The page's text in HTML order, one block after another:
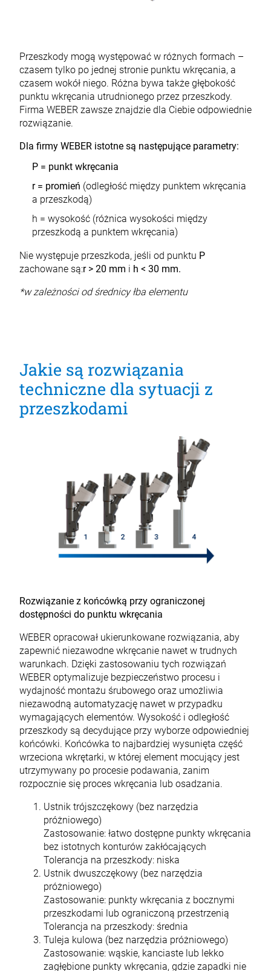
Przeszkody mogą występować w różnych formach –
czasem tylko po jednej stronie punktu wkręcania, a
czasem wokół niego. Różna bywa także głębokość
punktu wkręcania utrudnionego przez przeszkody.
Firma WEBER zawsze znajdzie dla Ciebie odpowiednie
rozwiązanie.
Dla firmy WEBER istotne są następujące parametry:
P = punkt wkręcania
r = promień (odległość między punktem wkręcania
a przeszkodą)
h = wysokość (różnica wysokości między
przeszkodą a punktem wkręcania)
Nie występuje przeszkoda, jeśli od punktu P
zachowane są:r > 20 mm i h < 30 mm.
*w zależności od średnicy łba elementu
Jakie są rozwiązania
techniczne dla sytuacji z
przeszkodami
Rozwiązanie z końcówką przy ograniczonej
dostępności do punktu wkręcania
WEBER opracował ukierunkowane rozwiązania, aby
zapewnić niezawodne wkręcanie nawet w trudnych
warunkach. Dzięki zastosowaniu tych rozwiązań
WEBER optymalizuje bezpieczeństwo procesu i
wydajność montażu śrubowegooraz umożliwia
niezawodną automatyzację nawet w przypadku
wymagających elementów. Wysokość i odległość
przeszkody są decydujące przy wyborze odpowiedniej
końcówki. Końcówka to najbardziej wysunięta część
wrzeciona wkrętarki, w której element mocujący jest
utrzymywany po procesie podawania, zanim
rozpocznie się proces wkręcania lub osadzania.
Ustnik trójszczękowy (bez narzędzia
próżniowego)
Zastosowanie: łatwo dostępne punkty wkręcania
bez istotnych konturów zakłócających
Tolerancja na przeszkody: niska
Ustnik dwuszczękowy (bez narzędzia
próżniowego)
Zastosowanie: punkty wkręcania z bocznymi
przeszkodami lub ograniczoną przestrzenią
Tolerancja na przeszkody: średnia
Tuleja kulowa (bez narzędzia próżniowego)
Zastosowanie: wąskie, kanciaste lub lekko
zagłębione punkty wkręcania, gdzie zapadki nie